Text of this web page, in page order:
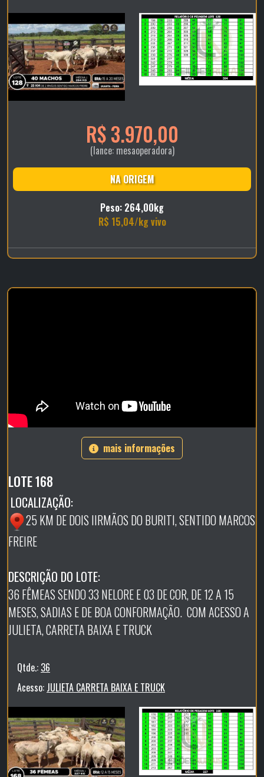
R$ 3.970,00
(lance: mesaoperadora)
NA ORIGEM
Peso: 264,00kg
R$ 15,04/kg vivo
mais informações
LOTE 168
LOCALIZAÇÃO:
25 KM DE DOIS IIRMÃOS DO BURITI, SENTIDO MARCOS
FREIRE
DESCRIÇÃO DO LOTE:
36 FÊMEAS SENDO 33 NELORE E 03 DE COR, DE 12 A 15
MESES, SADIAS E DE BOA CONFORMAÇÃO. COM ACESSO A
JULIETA, CARRETA BAIXA E TRUCK
Qtde.: 36
Acesso: JULIETA CARRETA BAIXA E TRUCK